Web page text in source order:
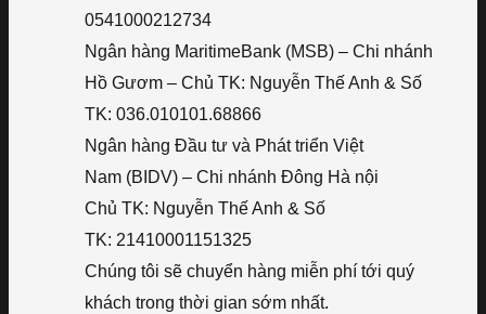
0541000212734
Ngân hàng MaritimeBank (MSB) – Chi nhánh
Hồ Gươm – Chủ TK: Nguyễn Thế Anh & Số
TK: 036.010101.68866
Ngân hàng Đầu tư và Phát triển Việt
Nam (BIDV) – Chi nhánh Đông Hà nội
Chủ TK: Nguyễn Thế Anh & Số
TK: 21410001151325
Chúng tôi sẽ chuyển hàng miễn phí tới quý
khách trong thời gian sớm nhất.